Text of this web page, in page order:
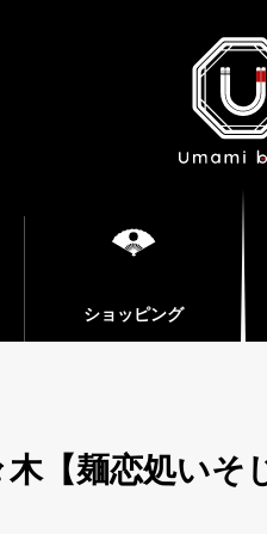
ショッピング
【麺恋処いそ